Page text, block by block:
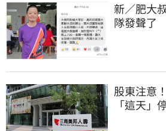
新／肥大
隊發聲了
股東注意
「這天